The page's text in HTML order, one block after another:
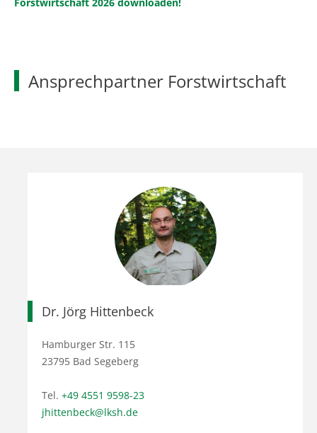
Ansprechpartner Forstwirtschaft
Dr. Jörg Hittenbeck
Hamburger Str. 115
23795 Bad Segeberg
Tel. +49 4551 9598-23
jhittenbeck@lksh.de